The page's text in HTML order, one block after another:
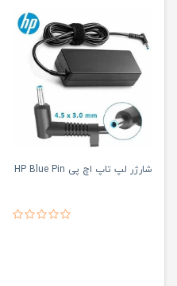
شارژر لپ تاپ اچ پی HP Blue Pin